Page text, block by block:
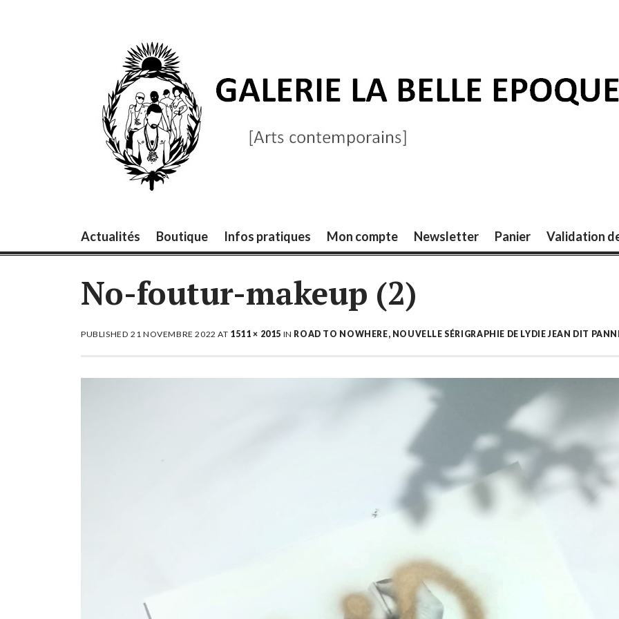
Actualités Boutique Infos pratiques Mon compte Newsletter Panier Validation
No-foutur-makeup (2)
PUBLISHED21 NOVEMBRE 2022 AT 1511 × 2015 IN ROAD TO NOWHERE, NOUVELLE SÉRIGRAPHIE DE LYDIE JEAN DIT